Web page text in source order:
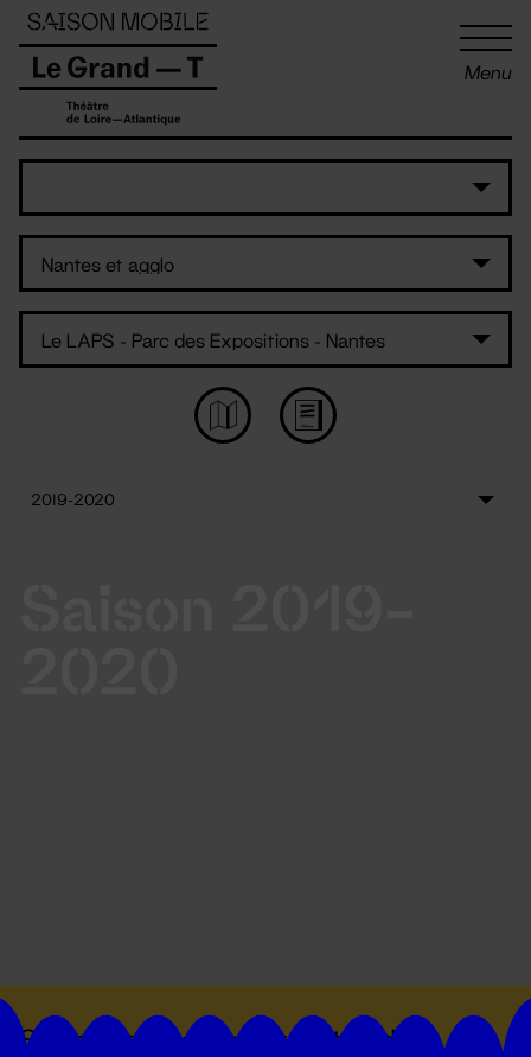
Menu
Suivez toutes les actualités du
Panneau de gestion des cookies